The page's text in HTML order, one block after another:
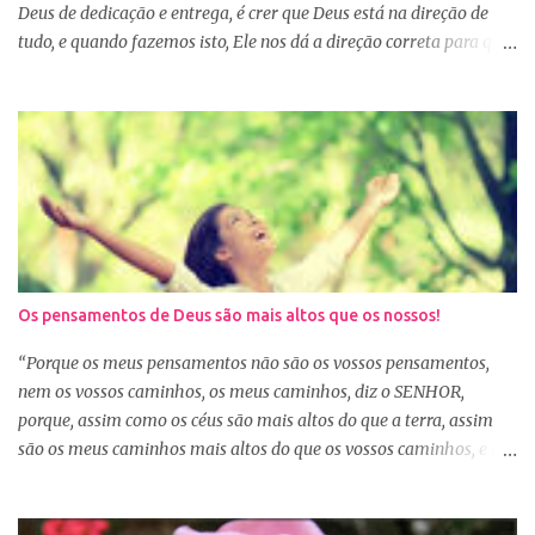
Deus de dedicação e entrega, é crer que Deus está na direção de
tudo, e quando fazemos isto, Ele nos dá a direção correta para que
agirmos dessa forma seremos bem-sucedidas. E o que é ser bem-
sucedido? Para o mundo é aquele que alcança o sucesso com o
trabalho de suas próprias mãos, glorificando a si mesmo. Porém
para aquele que consagra tudo a Deus, o conceito é outro. Quando
consagramos nossa vida e nossos planos a Deus, ficamos
aguardando a Sua resposta que muitas vezes não é bem o que o
nosso coração desejava, mas é o desejo do coração de Deus. E
sabemos que Deus é perfeito e tem o melhor para nós. Consagrar
tudo a Deus e fazer a Sua vontade, é a garantia de que tudo dará
certo. Logo pela manhã, consagre s...
Os pensamentos de Deus são mais altos que os nossos!
“Porque os meus pensamentos não são os vossos pensamentos,
nem os vossos caminhos, os meus caminhos, diz o SENHOR,
porque, assim como os céus são mais altos do que a terra, assim
são os meus caminhos mais altos do que os vossos caminhos, e os